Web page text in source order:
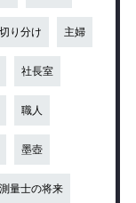
切り分け 主婦
社長室
職人
墨壺
測量士の将来